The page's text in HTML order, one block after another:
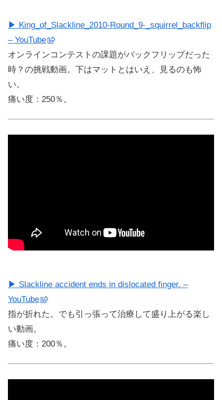
▶ King_of_Slackline_2010-Round_9-_squirrel_backflip
– YouTube
オンラインコンテストの課題がバックフリップだった
時？の挑戦動画。下はマットとはいえ、見るのも怖
い。
痛い度：250％。
▶ Slackline accident ends in dislocated finger. –
YouTube
指が折れた。でも引っ張って治療して盛り上がる楽し
い動画。
痛い度：200％。